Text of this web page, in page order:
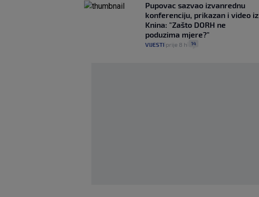
Pupovac sazvao izvanrednu
konferenciju, prikazan i video iz
Knina: "Zašto DORH ne
poduzima mjere?"
VIJESTI prije 8 h 14